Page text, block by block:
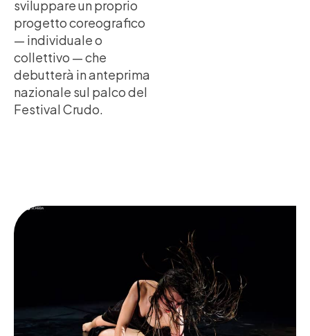
sviluppare un proprio
progetto coreografico
— individuale o
collettivo — che
debutterà in anteprima
nazionale sul palco del
Festival Crudo.